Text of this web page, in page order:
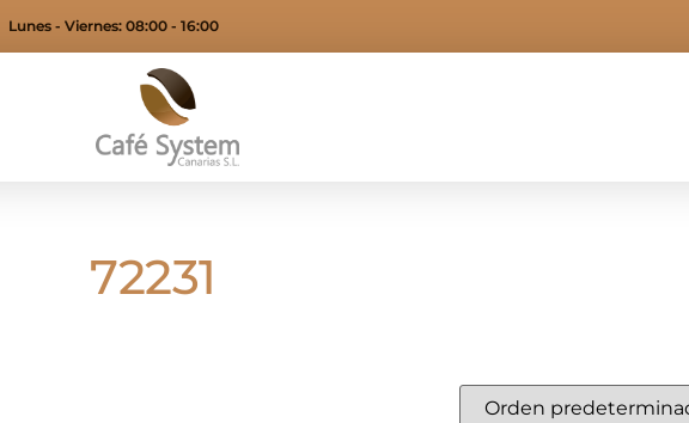
Lunes - Viernes: 08:00 - 16:00
72231